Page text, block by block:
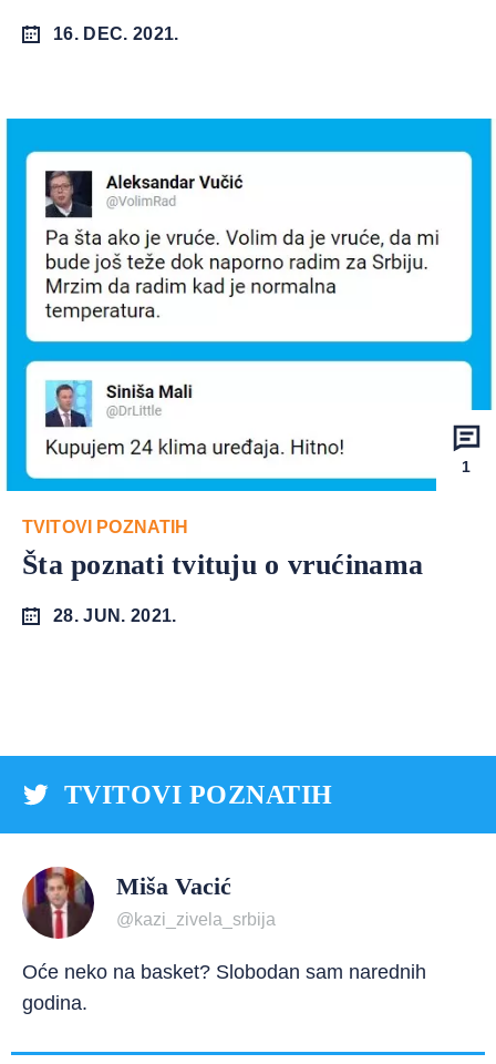
16. DEC. 2021.
1
TVITOVI POZNATIH
Šta poznati tvituju o vrućinama
28. JUN. 2021.
TVITOVI POZNATIH
Miša Vacić
@kazi_zivela_srbija
Oće neko na basket? Slobodan sam narednih
godina.